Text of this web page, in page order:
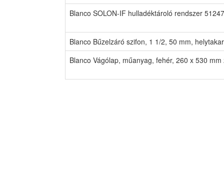
Blanco SOLON-IF hulladéktároló rendszer
Blanco Bűzelzáró szifon, 1 1/2, 50 mm,
Blanco Vágólap, műanyag, fehér, 260 x 530